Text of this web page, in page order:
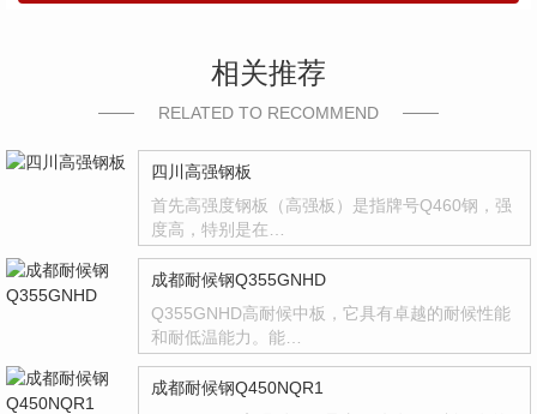
相关推荐
RELATED TO RECOMMEND
四川高强钢板
首先高强度钢板（高强板）是指牌号Q460钢，强
度高，特别是在…
成都耐候钢Q355GNHD
Q355GNHD高耐候中板，它具有卓越的耐候性能
和耐低温能力。能…
成都耐候钢Q450NQR1